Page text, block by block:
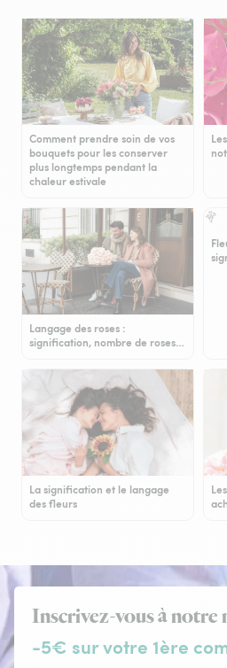
Comment prendre soin de vos
bouquets pour les conserver
plus longtemps pendant la
chaleur estivale
Langage des roses :
signification, nombre de roses…
La signification et le langage
des fleurs
Inscrivez-vous à notre
-5€ sur votre 1ère